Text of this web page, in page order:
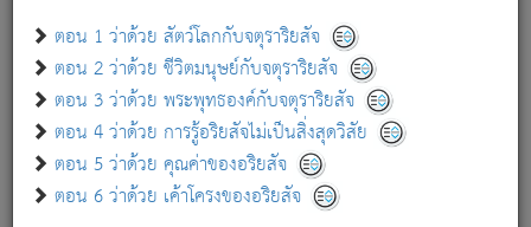
ตอน 1 ว่าด้วย สัตว์โลกกับจตุราริยสัจ
ตอน 2 ว่าด้วย ชีวิตมนุษย์กับจตุราริยสัจ
ตอน 3 ว่าด้วย พระพุทธองค์กับจตุราริยสัจ
ตอน 4 ว่าด้วย การรู้อริยสัจไม่เป็นสิ่งสุดวิสัย
ตอน 5 ว่าด้วย คุณค่าของอริยสัจ
ตอน 6 ว่าด้วย เค้าโครงของอริยสัจ
เขาเพลิดเพลินยิ่งนักในสิ่งใด สิ่งนั้นเป็นภัย (ที่เขาไม่รู้จัก)
เขากลัวต่อสิ่งใดสิ่งนั้นเป็นทุกข์
พรหมจรรย์นี้ อันบุคคลย่อมประพฤติ ก็เพื่อการละขาดซึ่ง
ภพ.
สมณะหรือพราหมณ์เหล่าใด กล่าวความหลุดพ้นจากภพว่า
มีได้เพราะภพ เรากล่าวว่า สมณะหรือพราหมณ์ทั้งปวงนั้น
มิใช่ผู้หลดพ้นจากภพ.